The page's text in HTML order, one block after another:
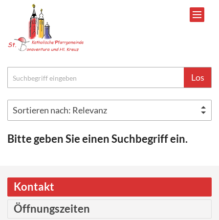
Zum Inhalt springen
Los
Bitte geben Sie einen Suchbegriff ein.
Kontakt
Öffnungszeiten